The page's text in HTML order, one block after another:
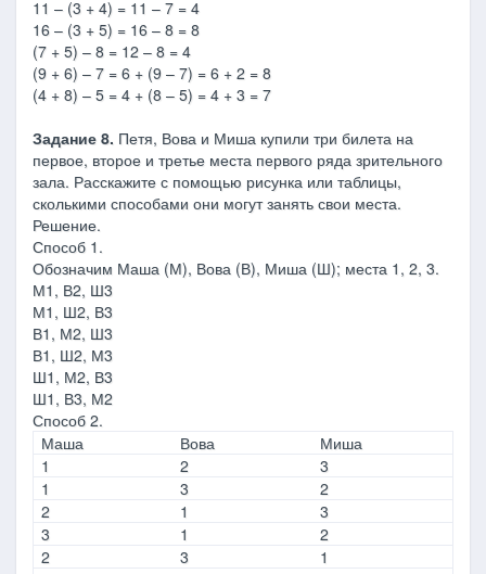
11 – (3 + 4) = 11 – 7 = 4
16 – (3 + 5) = 16 – 8 = 8
(7 + 5) – 8 = 12 – 8 = 4
(9 + 6) – 7 = 6 + (9 – 7) = 6 + 2 = 8
(4 + 8) – 5 = 4 + (8 – 5) = 4 + 3 = 7
Задание 8. Петя, Вова и Миша купили три билета на
первое, второе и третье места первого ряда зрительного
зала. Расскажите с помощью рисунка или таблицы,
сколькими способами они могут занять свои места.
Решение.
Способ 1.
Обозначим Маша (М), Вова (В), Миша (Ш); места 1, 2, 3.
М1, В2, Ш3
М1, Ш2, В3
В1, М2, Ш3
В1, Ш2, М3
Ш1, М2, В3
Ш1, В3, М2
Способ 2.
Маша
Вова
Миша
1
2
3
1
3
2
2
1
3
3
1
2
2
3
1